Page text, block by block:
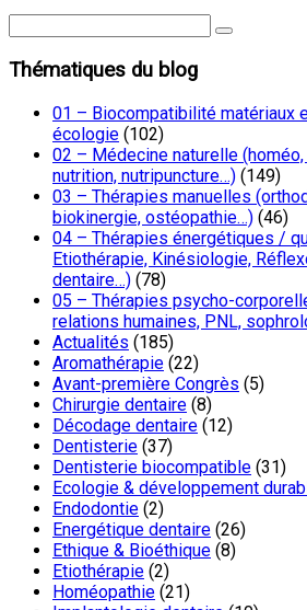
Thématiques du blog
01 – Biocompatibilité matériaux
écologie (102)
02 – Médecine naturelle (homéo,
nutrition, nutripuncture…) (149)
03 – Thérapies manuelles
biokinergie, ostéopathie…) (46)
04 – Thérapies énergétiques /
Etiothérapie, Kinésiologie,
dentaire…) (78)
05 – Thérapies psycho-
relations humaines, PNL,
Actualités (185)
Aromathérapie (22)
Avant-première Congrès (5)
Chirurgie dentaire (8)
Décodage dentaire (12)
Dentisterie (37)
Dentisterie biocompatible (31)
Ecologie & développement
Endodontie (2)
Energétique dentaire (26)
Ethique & Bioéthique (8)
Etiothérapie (2)
Homéopathie (21)